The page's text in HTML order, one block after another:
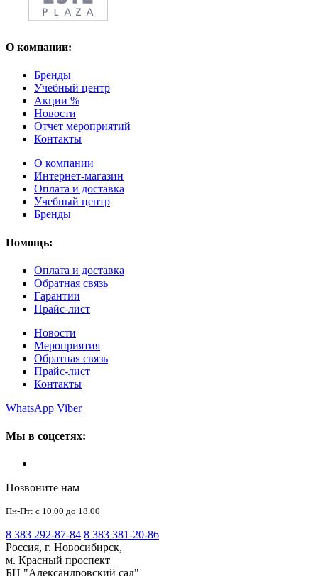
О компании:
Бренды
Учебный центр
Акции %
Новости
Отчет мероприятий
Контакты
О компании
Интернет-магазин
Оплата и доставка
Учебный центр
Бренды
Помощь:
Оплата и доставка
Обратная связь
Гарантии
Прайс-лист
Новости
Мероприятия
Обратная связь
Прайс-лист
Контакты
WhatsApp Viber
Мы в соцсетях:
Позвоните нам
Пн-Пт: с 10.00 до 18.00
8 383 292-87-84 8 383 381-20-86
Россия, г. Новосибирск,
м. Красный проспект
БЦ "Александровский сад"